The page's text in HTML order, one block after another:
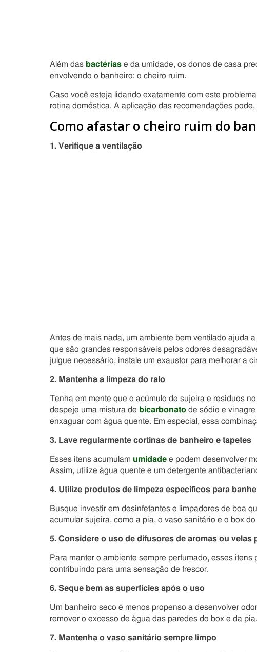
Além das bactérias e da umidade, os donos de casa
envolvendo o banheiro: o cheiro ruim.
Caso você esteja lidando exatamente com este
rotina doméstica. A aplicação das recomendações
Como afastar o cheiro ruim do
1. Verifique a ventilação
Antes de mais nada, um ambiente bem ventilado ajuda
que são grandes responsáveis pelos odores
julgue necessário, instale um exaustor para melhorar a
2. Mantenha a limpeza do ralo
Tenha em mente que o acúmulo de sujeira e resíduos
despeje uma mistura de bicarbonato de sódio e
enxaguar com água quente. Em especial, essa
3. Lave regularmente cortinas de banheiro e tapetes
Esses itens acumulam umidade e podem desenvolver
Assim, utilize água quente e um detergente
4. Utilize produtos de limpeza específicos para
Busque investir em desinfetantes e limpadores de boa
acumular sujeira, como a pia, o vaso sanitário e o box
5. Considere o uso de difusores de aromas ou velas
Para manter o ambiente sempre perfumado, esses
contribuindo para uma sensação de frescor.
6. Seque bem as superfícies após o uso
Um banheiro seco é menos propenso a desenvolver
remover o excesso de água das paredes do box e da pia.
7. Mantenha o vaso sanitário sempre limpo